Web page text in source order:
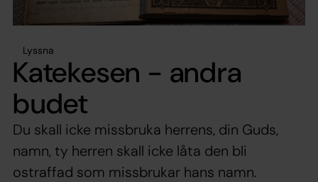
Lyssna
Katekesen - andra
budet
Du skall icke missbruka herrens, din Guds,
namn, ty herren skall icke låta den bli
ostraffad som missbrukar hans namn.